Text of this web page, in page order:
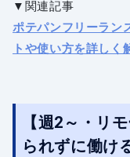
▼関連記事
ポテパンフリーラン
トや使い方を詳しく
【週2～・リ
られずに働け